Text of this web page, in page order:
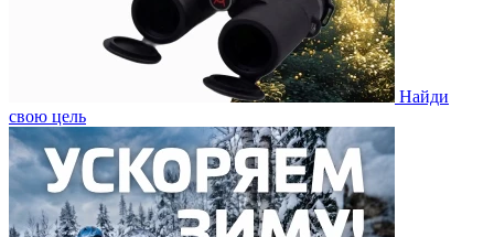
Найди
свою цель